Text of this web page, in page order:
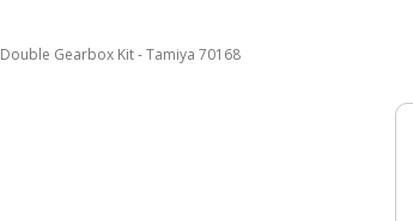
Double Gearbox Kit - Tamiya 70168